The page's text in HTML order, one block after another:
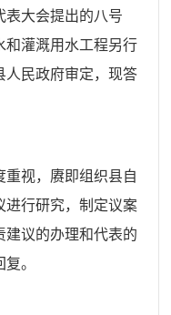
表大会提出的八号
和灌溉用水工程另行
人民政府审定，现答
视， 赓即组织县自
进行研究，制定议案
建议的办理和代表的
。